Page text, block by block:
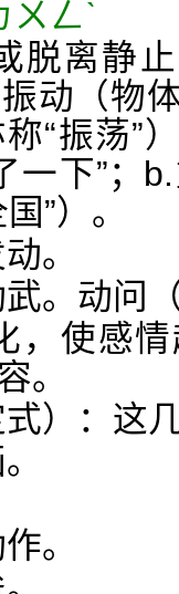
ㄥˋ
离静止
动（物
“振荡”
一下”；
”）。
。
。动问
使感
。
）：这
。